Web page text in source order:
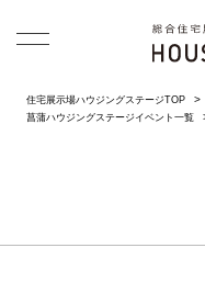
住宅展示場ハウジングステージTOP
菖蒲ハウジングステージイベント一覧